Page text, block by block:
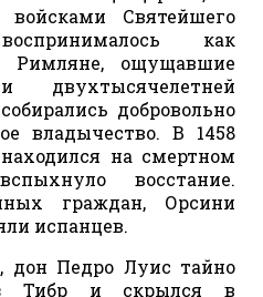
Святейшего
как
Римляне, ощущавшие
двухтысячелетней
добровольно
владычество. В 1458
на смертном
восстание.
граждан, Орсини
испанцев.
дон Педро Луис тайно
Тибр и скрылся в